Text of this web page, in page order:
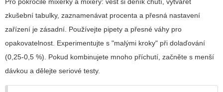
zkušební tabulky, zaznamenávat procenta a přesná nastavení
zařízení je zásadní. Používejte pipety a přesné váhy pro
opakovatelnost. Experimentujte s "malými kroky" při dolaďování
(0,25-0,5 %). Pokud kombinujete mnoho příchutí, začněte s menší
dávkou a dělejte seriové testy.